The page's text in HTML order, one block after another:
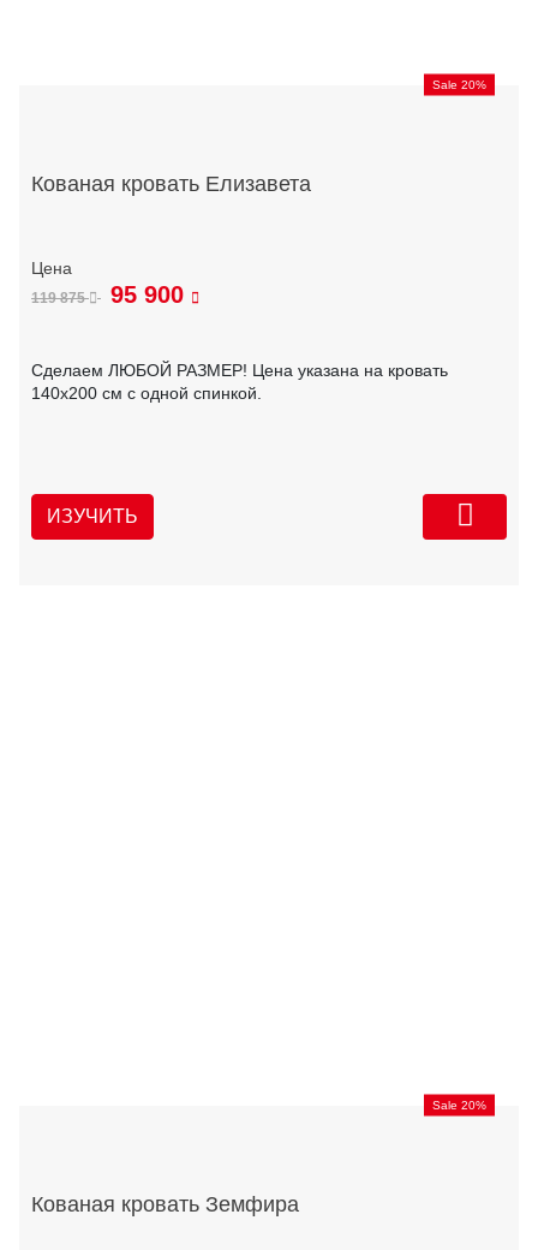
Sale 20%
Кованая кровать Елизавета
119 875 95 900
Сделаем ЛЮБОЙ РАЗМЕР! Цена указана на кровать
140х200 см с одной спинкой.
ИЗУЧИТЬ
Sale 20%
Кованая кровать Земфира